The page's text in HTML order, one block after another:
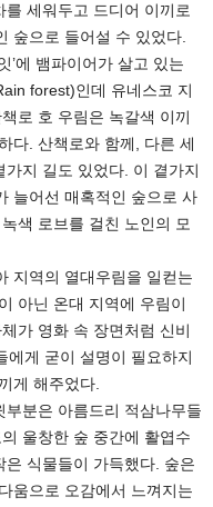
세워두고 드디어 이끼로
숲으로 들어설 수 있었다.
’에 뱀파이어가 살고 있는
forest)인데 유네스코 지
로 호 우림은 녹갈색 이끼
다. 산책로와 함께, 다른 세
지 길도 있었다. 이 곁가지
늘어선 매혹적인 숲으로 사
색 로브를 걸친 노인의 모
지역의 열대우림을 일컫는
아닌 온대 지역에 우림이
가 영화 속 장면처럼 신비
에게 굳이 설명이 필요하지
게 해주었다.
분은 아름드리 적삼나무들
울창한 숲 중간에 활엽수
식물들이 가득했다. 숲은
움으로 오감에서 느껴지는